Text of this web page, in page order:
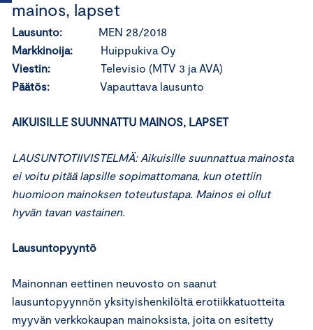
mainos, lapset
Lausunto:
MEN 28/2018
Markkinoija:
Huippukiva Oy
Viestin: Televisio (MTV 3 ja AVA)
Päätös: Vapauttava lausunto
AIKUISILLE SUUNNATTU MAINOS, LAPSET
LAUSUNTOTIIVISTELMÄ: Aikuisille suunnattua mainosta
ei voitu pitää lapsille sopimattomana, kun otettiin
huomioon mainoksen toteutustapa. Mainos ei ollut
hyvän tavan vastainen.
Lausuntopyyntö
Mainonnan eettinen neuvosto on saanut
lausuntopyynnön yksityishenkilöltä erotiikkatuotteita
myyvän verkkokaupan mainoksista, joita on esitetty